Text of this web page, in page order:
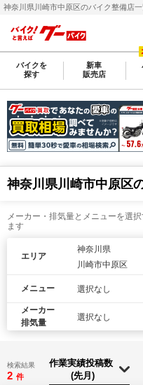
バイクを
探す
新車
販売店
神奈川県川崎市中原区
メーカー・排気量とメニューを選
ます
エリア
神奈川県
川崎市中原区
メニュー 選択なし
メーカー
排気量
選択なし
検索結果
2 件